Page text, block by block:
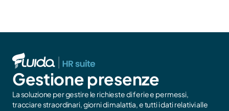
Gestione presenze
La soluzione per gestire le richieste di ferie e permessi,
tracciare straordinari, giorni di malattia, e tutti i dati relativi alle